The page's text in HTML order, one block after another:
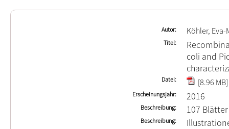
Autor Köhler, Eva-
Titel
coli and
Datei [8.96 MB]
Erscheinungsjahr 2016
Beschreibung 107 Blätter
Beschreibung